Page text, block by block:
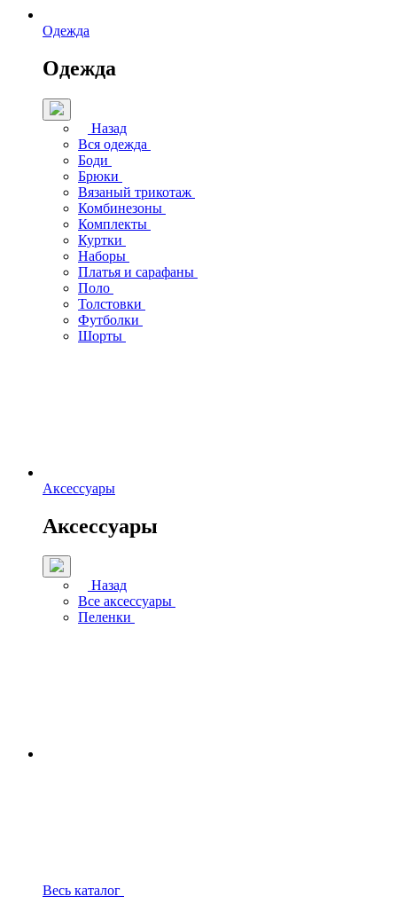
Одежда
Одежда
Назад
Вся одежда
Боди
Брюки
Вязаный трикотаж
Комбинезоны
Комплекты
Куртки
Наборы
Платья и сарафаны
Поло
Толстовки
Футболки
Шорты
Аксессуары
Аксессуары
Назад
Все аксессуары
Пеленки
Весь каталог